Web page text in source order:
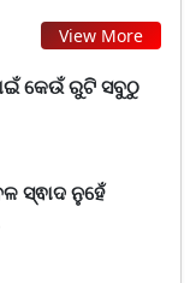
View More
କେଉଁ ରୁଟି ସବୁଠୁ
ସ୍ଵାଦ ନୁହେଁ